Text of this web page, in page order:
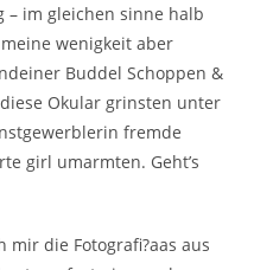
im gleichen sinne halb
wenigkeit aber
Buddel Schoppen &
Okular grinsten unter
fremde
girl umarmten. Geht’s
die Fotografi?a­as aus